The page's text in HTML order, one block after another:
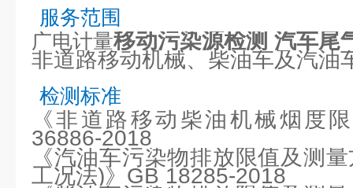
服务范围
广电计量移动污染源检测 汽车尾
非道路移动机械、柴油车及汽油
检测标准
《非道路移动柴油机械烟度
36886-2018
《汽油车污染物排放限值及测
工况法)》GB 18285-2018